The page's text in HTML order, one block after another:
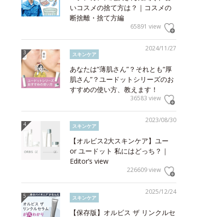
いコスメの捨て方は？｜コスメの
断捨離・捨て方編
65891 view
2024/11/27
スキンケア
あなたは“薄肌さん”？それとも“厚
肌さん”？ユードットシリーズのお
すすめの使い方、教えます！
36583 view
2023/08/30
スキンケア
【オルビス2大スキンケア】ユー
or ユードット 私にはどっち？｜
Editor’s view
226609 view
2025/12/24
スキンケア
【保存版】オルビス ザ リンクルセ